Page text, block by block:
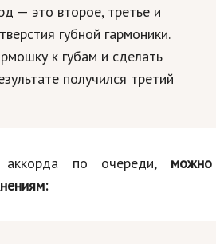
— это второе, третье и
губной гармоники.
к губам и сделать
получился третий
по очереди, можно